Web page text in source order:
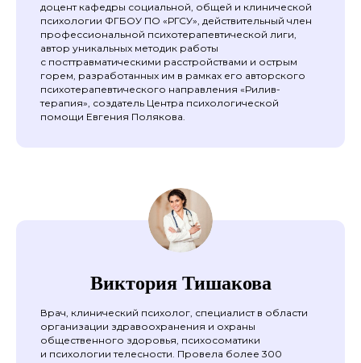
доцент кафедры социальной, общей и клинической
психологии ФГБОУ ПО «РГСУ», действительный член
профессиональной психотерапевтической лиги,
автор уникальных методик работы
с посттравматическими расстройствами и острым
горем, разработанных им в рамках его авторского
психотерапевтического направления «Рилив-
терапия», создатель Центра психологической
помощи Евгения Полякова.
Виктория Тишакова
Врач, клинический психолог, специалист в области
организации здравоохранения и охраны
общественного здоровья, психосоматики
и психологии телесности. Провела более 300